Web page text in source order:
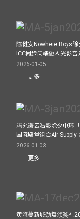
陈健安Nowhere Boys
ICC同步闪耀融入光影音
2026-01-05
更多
冯允谦云浩影除夕中环
国际殿堂组合Air Supply
2026-01-03
更多
黄淑蔓新城劲爆颁奖礼